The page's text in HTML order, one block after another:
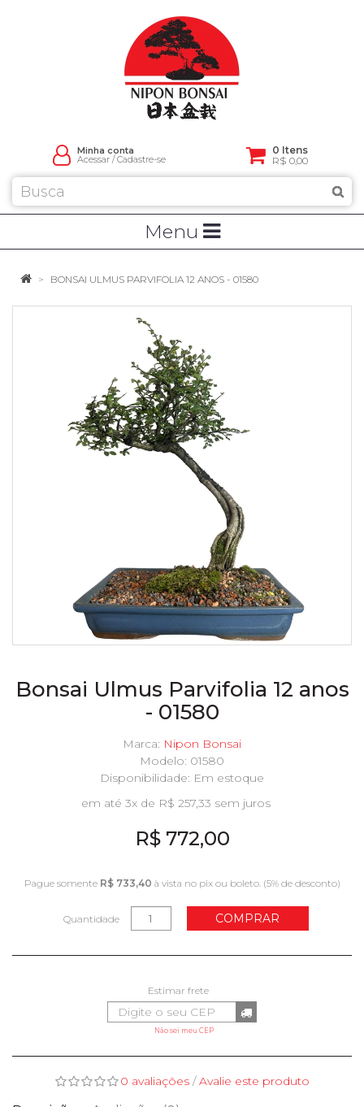
Minha conta
Acessar/Cadastre-se
0 Itens
R$ 0,00
Menu
BONSAI ULMUS PARVIFOLIA 12 ANOS - 01580
Bonsai Ulmus Parvifolia 12 anos
- 01580
Marca: Nipon Bonsai
Modelo: 01580
Disponibilidade: Em estoque
R$ 772,00
em até 3x de R$ 257,33 sem juros
Pague somente R$ 733,40 à vista no pix ou boleto. (5% de desconto)
Quantidade COMPRAR
Não sei meu CEP
0 avaliações/Avalie este produto